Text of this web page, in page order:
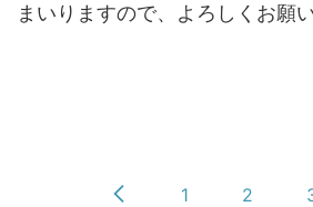
まいりますので、よろしくお願
1 2